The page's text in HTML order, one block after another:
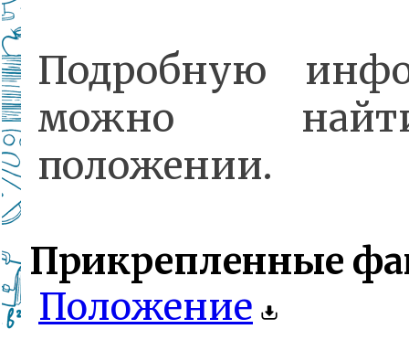
Подробную
можно
положении.
Прикрепленные
Положение